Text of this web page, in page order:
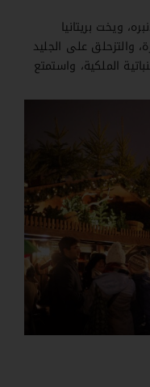
ويخت بريتانيا
والتزحلق على الجليد
الملكية، واستمتع